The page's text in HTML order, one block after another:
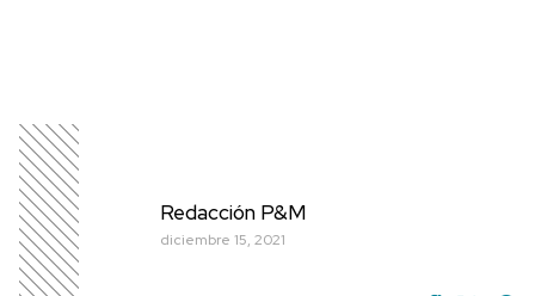
Redacción P&M
diciembre 15, 2021